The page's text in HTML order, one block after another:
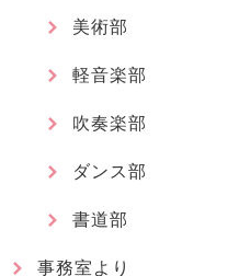
美術部
軽音楽部
吹奏楽部
ダンス部
書道部
事務室より